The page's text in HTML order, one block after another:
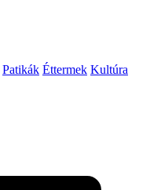
Patikák Éttermek Kultúra